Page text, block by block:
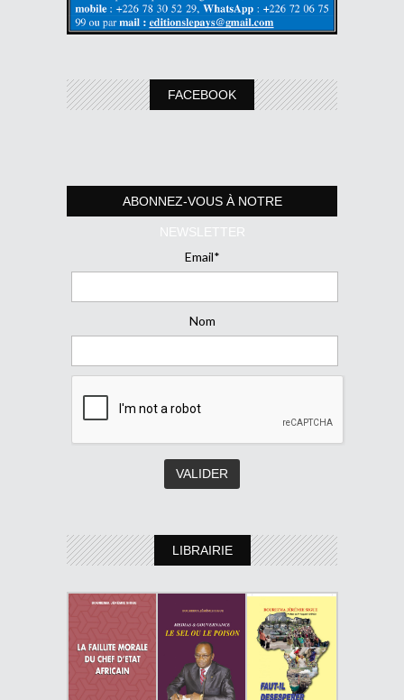
FACEBOOK
ABONNEZ-VOUS À NOTRE
NEWSLETTER
Email*
Nom
LIBRAIRIE